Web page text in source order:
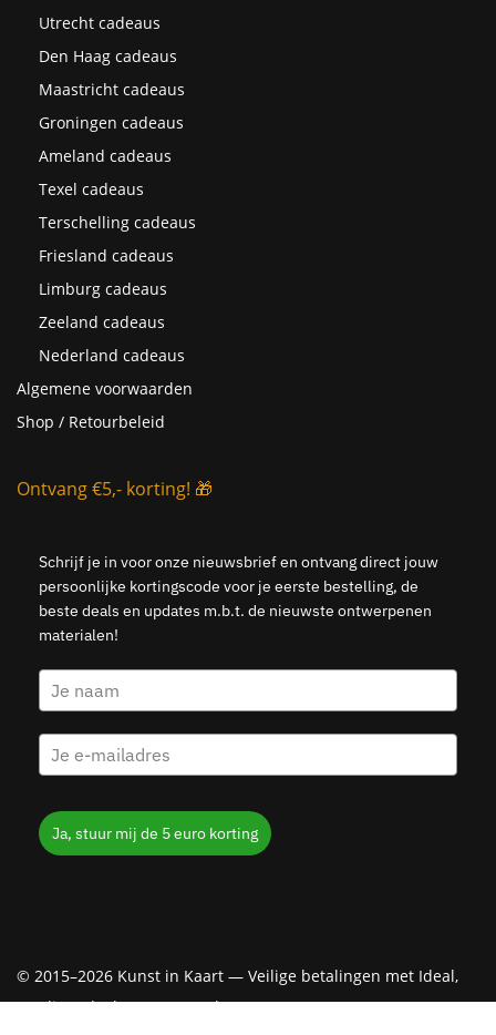
Utrecht cadeaus
Den Haag cadeaus
Maastricht cadeaus
Groningen cadeaus
Ameland cadeaus
Texel cadeaus
Terschelling cadeaus
Friesland cadeaus
Limburg cadeaus
Zeeland cadeaus
Nederland cadeaus
Algemene voorwaarden
Shop / Retourbeleid
Ontvang €5,- korting! 🎁
Schrijf je in voor onze nieuwsbrief en ontvang direct jouw
persoonlijke kortingscode voor je eerste bestelling, de
beste deals en updates m.b.t. de nieuwste ontwerpenen
materialen!
Ja, stuur mij de 5 euro korting
© 2015–2026 Kunst in Kaart — Veilige betalingen met Ideal,
Creditcard, Klarna & PayPal